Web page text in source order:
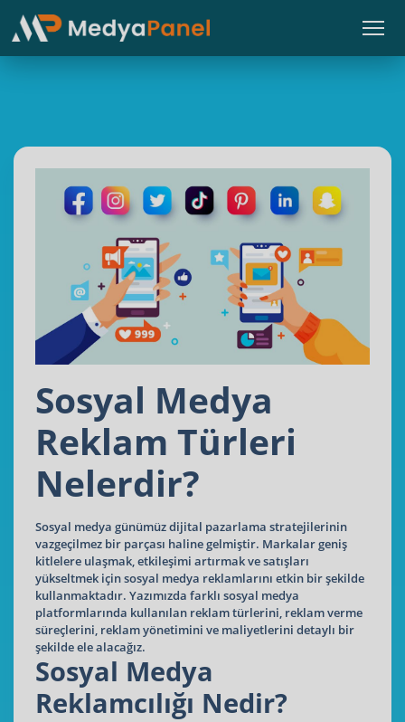
Sosyal Medya
Reklam Türleri
Nelerdir?
Sosyal medya günümüz dijital pazarlama stratejilerinin
vazgeçilmez bir parçası haline gelmiştir. Markalar geniş
kitlelere ulaşmak, etkileşimi artırmak ve satışları
yükseltmek için sosyal medya reklamlarını etkin bir şekilde
kullanmaktadır. Yazımızda farklı sosyal medya
platformlarında kullanılan reklam türlerini, reklam verme
süreçlerini, reklam yönetimini ve maliyetlerini detaylı bir
şekilde ele alacağız.
Sosyal Medya
Reklamcılığı Nedir?